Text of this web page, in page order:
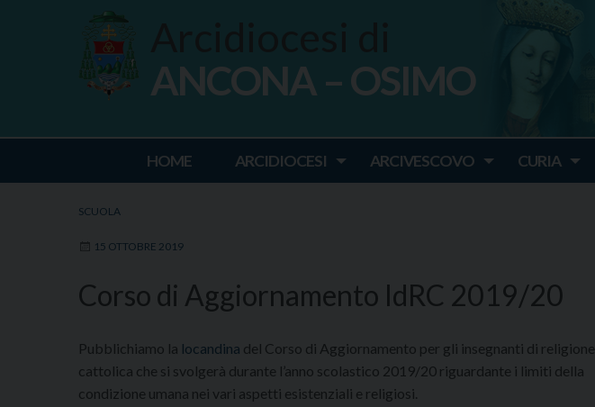
Ancona Osimo
ANCONA – OSIMO
HOME ARCIDIOCESI ARCIVESCOVO CURIA
SCUOLA
15 OTTOBRE 2019
Corso di Aggiornamento IdRC 2019/20
Pubblichiamo la locandina del Corso di Aggiornamento per gli insegnanti di religione
cattolica che si svolgerà durante l’anno scolastico 2019/20 riguardante i limiti della
condizione umana nei vari aspetti esistenziali e religiosi.